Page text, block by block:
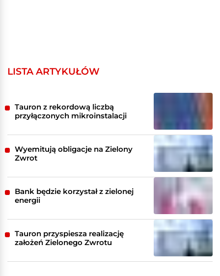
LISTA ARTYKUŁÓW
Tauron z rekordową liczbą
przyłączonych mikroinstalacji
Wyemitują obligacje na Zielony
Zwrot
Bank będzie korzystał z zielonej
energii
Tauron przyspiesza realizację
założeń Zielonego Zwrotu